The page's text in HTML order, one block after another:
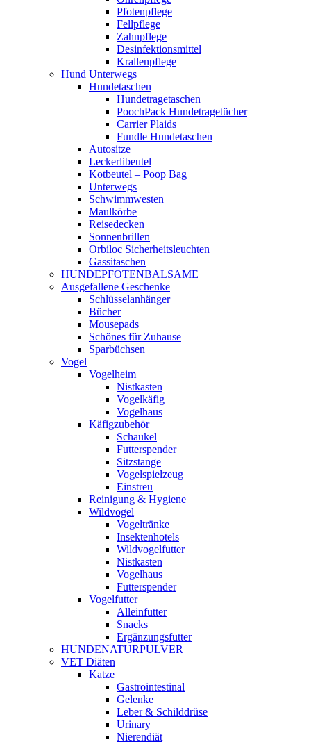
Pfotenpflege
Fellpflege
Zahnpflege
Desinfektionsmittel
Krallenpflege
Hund Unterwegs
Hundetaschen
Hundetragetaschen
PoochPack Hundetragetücher
Carrier Plaids
Fundle Hundetaschen
Autositze
Leckerlibeutel
Kotbeutel – Poop Bag
Unterwegs
Schwimmwesten
Maulkörbe
Reisedecken
Sonnenbrillen
Orbiloc Sicherheitsleuchten
Gassitaschen
HUNDEPFOTENBALSAME
Ausgefallene Geschenke
Schlüsselanhänger
Bücher
Mousepads
Schönes für Zuhause
Sparbüchsen
Vogel
Vogelheim
Nistkasten
Vogelkäfig
Vogelhaus
Käfigzubehör
Schaukel
Futterspender
Sitzstange
Vogelspielzeug
Einstreu
Reinigung & Hygiene
Wildvogel
Vogeltränke
Insektenhotels
Wildvogelfutter
Nistkasten
Vogelhaus
Futterspender
Vogelfutter
Alleinfutter
Snacks
Ergänzungsfutter
HUNDENATURPULVER
VET Diäten
Katze
Gastrointestinal
Gelenke
Leber & Schilddrüse
Urinary
Nierendiät